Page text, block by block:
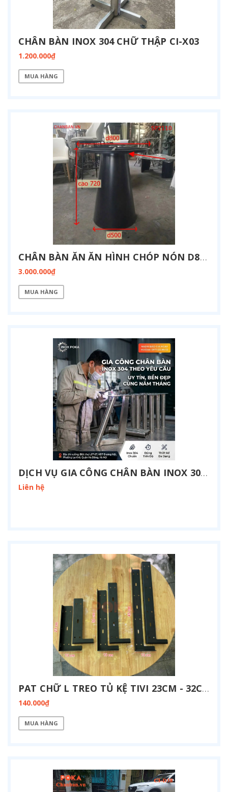
CHÂN BÀN INOX 304 CHỮ THẬP CI-X03
1.200.000₫
MUA HÀNG
CHÂN BÀN ĂN ĂN HÌNH CHÓP NÓN D800 SP2110
3.000.000₫
MUA HÀNG
DỊCH VỤ GIA CÔNG CHÂN BÀN INOX 304 THEO YÊU CẦU TẠI HÀ NỘI
Liên hệ
PAT CHỮ L TREO TỦ KỆ TIVI 23CM - 32CM - 45CM
140.000₫
MUA HÀNG